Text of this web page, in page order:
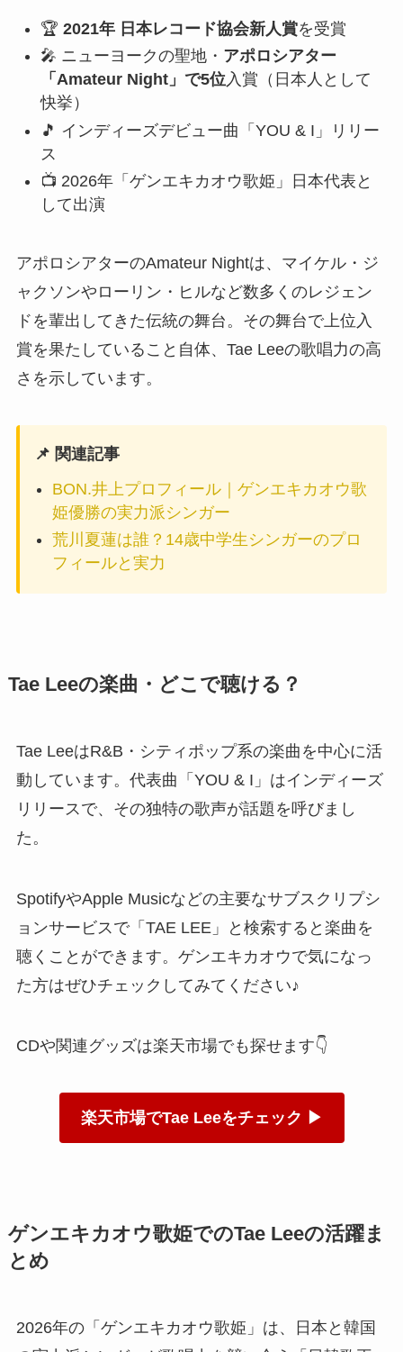
🏆 2021年 日本レコード協会新人賞を受賞
🎤 ニューヨークの聖地・ アポロシアター
「Amateur Night」で5位入賞（日本人として
快挙）
🎵 インディーズデビュー曲「YOU & I」リリー
ス
📺 2026年「ゲンエキカオウ歌姫」日本代表と
して出演
アポロシアターのAmateur Nightは、マイケル・ジ
ャクソンやローリン・ヒルなど数多くのレジェン
ドを輩出してきた伝統の舞台。その舞台で上位入
賞を果たしていること自体、Tae Leeの歌唱力の高
さを示しています。
📌 関連記事
BON.井上プロフィール｜ゲンエキカオウ歌
姫優勝の実力派シンガー
荒川夏蓮は誰？14歳中学生シンガーのプロ
フィールと実力
Tae Leeの楽曲・どこで聴ける？
Tae LeeはR&B・シティポップ系の楽曲を中心に活
動しています。代表曲「YOU & I」はインディーズ
リリースで、その独特の歌声が話題を呼びまし
た。
SpotifyやApple Musicなどの主要なサブスクリプシ
ョンサービスで「TAE LEE」と検索すると楽曲を
聴くことができます。ゲンエキカオウで気になっ
た方はぜひチェックしてみてください♪
CDや関連グッズは楽天市場でも探せます👇
楽天市場でTae Leeをチェック ▶
ゲンエキカオウ歌姫でのTae Leeの活躍ま
とめ
2026年の「ゲンエキカオウ歌姫」は、日本と韓国